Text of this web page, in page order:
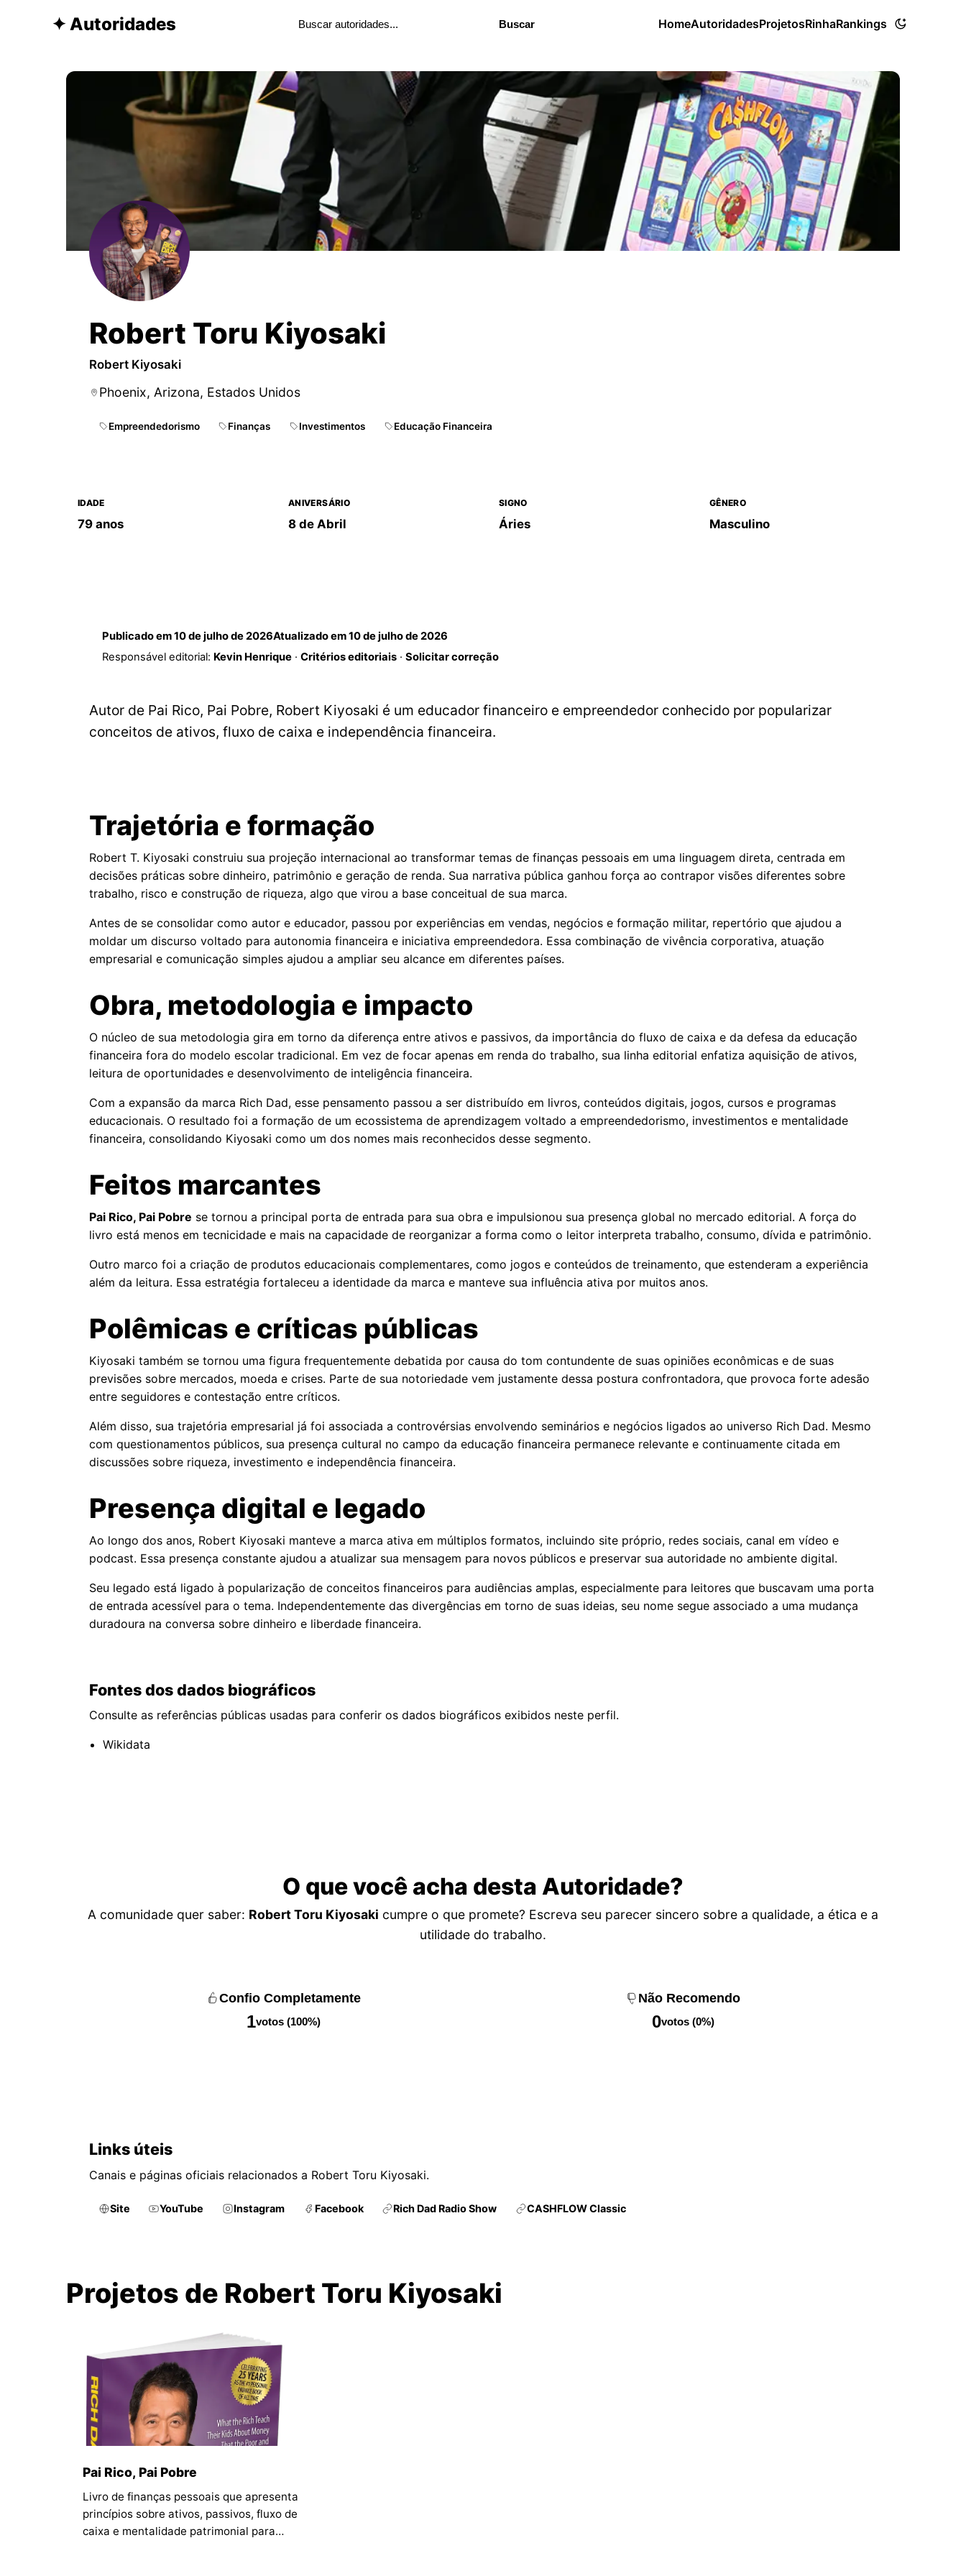
✦ Autoridades Buscar HomeAutoridadesProjetosRinhaRankings
Robert Toru Kiyosaki
Robert Kiyosaki
Phoenix, Arizona, Estados Unidos
Empreendedorismo Finanças Investimentos Educação Financeira
IDADE
79 anos
ANIVERSÁRIO
8 de Abril
SIGNO
Áries
GÊNERO
Masculino
Publicado em10 de julho de 2026Atualizado em10 de julho de 2026
Responsável editorial: Kevin Henrique· Critérios editoriais· Solicitar correção
Autor de Pai Rico, Pai Pobre, Robert Kiyosaki é um educador financeiro e empreendedor conhecido por popularizar
conceitos de ativos, fluxo de caixa e independência financeira.
Trajetória e formação
Robert T. Kiyosaki construiu sua projeção internacional ao transformar temas de finanças pessoais em uma linguagem direta, centrada em
decisões práticas sobre dinheiro, patrimônio e geração de renda. Sua narrativa pública ganhou força ao contrapor visões diferentes sobre
trabalho, risco e construção de riqueza, algo que virou a base conceitual de sua marca.
Antes de se consolidar como autor e educador, passou por experiências em vendas, negócios e formação militar, repertório que ajudou a
moldar um discurso voltado para autonomia financeira e iniciativa empreendedora. Essa combinação de vivência corporativa, atuação
empresarial e comunicação simples ajudou a ampliar seu alcance em diferentes países.
Obra, metodologia e impacto
O núcleo de sua metodologia gira em torno da diferença entre ativos e passivos, da importância do fluxo de caixa e da defesa da educação
financeira fora do modelo escolar tradicional. Em vez de focar apenas em renda do trabalho, sua linha editorial enfatiza aquisição de ativos,
leitura de oportunidades e desenvolvimento de inteligência financeira.
Com a expansão da marca Rich Dad, esse pensamento passou a ser distribuído em livros, conteúdos digitais, jogos, cursos e programas
educacionais. O resultado foi a formação de um ecossistema de aprendizagem voltado a empreendedorismo, investimentos e mentalidade
financeira, consolidando Kiyosaki como um dos nomes mais reconhecidos desse segmento.
Feitos marcantes
Pai Rico, Pai Pobre se tornou a principal porta de entrada para sua obra e impulsionou sua presença global no mercado editorial. A força do
livro está menos em tecnicidade e mais na capacidade de reorganizar a forma como o leitor interpreta trabalho, consumo, dívida e patrimônio.
Outro marco foi a criação de produtos educacionais complementares, como jogos e conteúdos de treinamento, que estenderam a experiência
além da leitura. Essa estratégia fortaleceu a identidade da marca e manteve sua influência ativa por muitos anos.
Polêmicas e críticas públicas
Kiyosaki também se tornou uma figura frequentemente debatida por causa do tom contundente de suas opiniões econômicas e de suas
previsões sobre mercados, moeda e crises. Parte de sua notoriedade vem justamente dessa postura confrontadora, que provoca forte adesão
entre seguidores e contestação entre críticos.
Além disso, sua trajetória empresarial já foi associada a controvérsias envolvendo seminários e negócios ligados ao universo Rich Dad. Mesmo
com questionamentos públicos, sua presença cultural no campo da educação financeira permanece relevante e continuamente citada em
discussões sobre riqueza, investimento e independência financeira.
Presença digital e legado
Ao longo dos anos, Robert Kiyosaki manteve a marca ativa em múltiplos formatos, incluindo site próprio, redes sociais, canal em vídeo e
podcast. Essa presença constante ajudou a atualizar sua mensagem para novos públicos e preservar sua autoridade no ambiente digital.
Seu legado está ligado à popularização de conceitos financeiros para audiências amplas, especialmente para leitores que buscavam uma porta
de entrada acessível para o tema. Independentemente das divergências em torno de suas ideias, seu nome segue associado a uma mudança
duradoura na conversa sobre dinheiro e liberdade financeira.
Fontes dos dados biográficos
Consulte as referências públicas usadas para conferir os dados biográficos exibidos neste perfil.
Wikidata
O que você acha desta Autoridade?
A comunidade quer saber: Robert Toru Kiyosaki cumpre o que promete? Escreva seu parecer sincero sobre a qualidade, a ética e a
utilidade do trabalho.
Confio Completamente
1votos (100%)
Não Recomendo
0votos (0%)
Links úteis
Canais e páginas oficiais relacionados a Robert Toru Kiyosaki.
Site YouTube Instagram Facebook Rich Dad Radio Show CASHFLOW Classic
Projetos de Robert Toru Kiyosaki
Pai Rico, Pai Pobre
Livro de finanças pessoais que apresenta
princípios sobre ativos, passivos, fluxo de
caixa e mentalidade patrimonial para